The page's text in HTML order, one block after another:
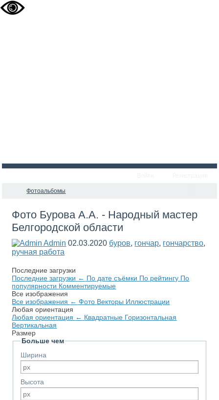
Фотоальбомы
Фото Бурова А.А. - Народный мастер
Белгородской области
Admin 02.03.2020 буров, гончар, гончарство,
ручная работа
Последние загрузки
Последние загрузки ← По дате съёмки По рейтингу По
популярности Комментируемые
Все изображения
Все изображения ← Фото Векторы Иллюстрации
Любая ориентация
Любая ориентация ← Квадратные Горизонтальная
Вертикальная
Размер
Больше чем
Ширина
Высота